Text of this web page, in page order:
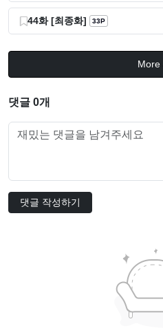
44화 [최종화] 33P
More
댓글 0개
댓글 작성하기